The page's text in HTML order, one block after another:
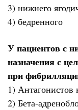
3) нижнего
4) бедренного
У пациентов с
назначения с
при
1) Антагонистов
2) Бета-